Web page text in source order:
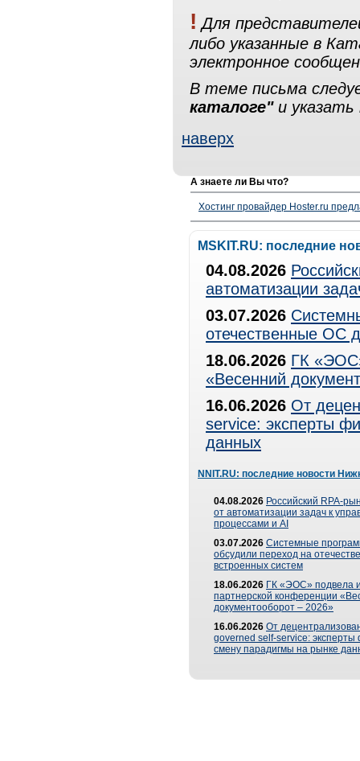
! Для
либо указанные в
электронное
В теме письма
каталоге"и указать
наверх
А знаете ли Вы что?
Хостинг провайдер Hoster.ru
MSKIT.RU: последние
04.08.2026
автоматизации
03.07.2026
отечественные ОС
18.06.2026 ГК
«Весенний
16.06.2026 От
service: эксперты
данных
NNIT.RU: последние новости
04.08.2026 Российский RPA-
от автоматизации задач к
процессами и AI
03.07.2026 Системные
обсудили переход на
встроенных систем
18.06.2026 ГК «ЭОС» подвела
партнерской конференции
документооборот – 2026»
16.06.2026 От
governed self-service: эксперты
смену парадигмы на рынке